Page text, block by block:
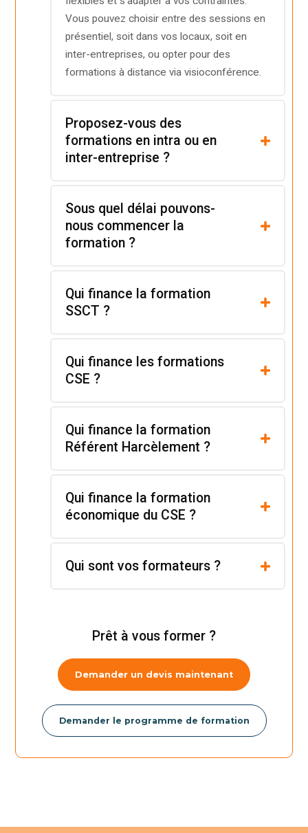
Vous pouvez choisir entre des sessions en
présentiel, soit dans vos locaux, soit en
inter-entreprises, ou opter pour des
formations à distance via visioconférence.
Proposez-vous des
formations en intra ou en
inter-entreprise ?
Sous quel délai pouvons-
nous commencer la
formation ?
Qui finance la formation
SSCT ?
Qui finance les formations
CSE ?
Qui finance la formation
Référent Harcèlement ?
Qui finance la formation
économique du CSE ?
Qui sont vos formateurs ?
Prêt à vous former ?
Demander un devis maintenant
Demander le programme de formation